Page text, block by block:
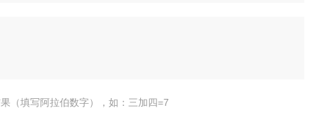
（填写阿拉伯数字），如：三加四=7